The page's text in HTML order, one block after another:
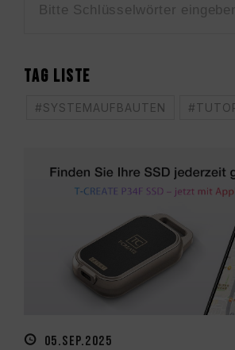
05.SEP.2025
TAG LISTE
#SYSTEMAUFBAUTEN